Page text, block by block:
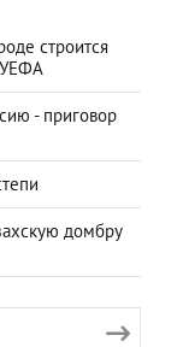
строится
УЕФА
- приговор
домбру